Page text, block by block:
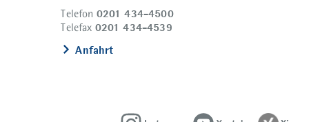
Telefon 0201 434-4500
Telefax 0201 434-4539
Anfahrt